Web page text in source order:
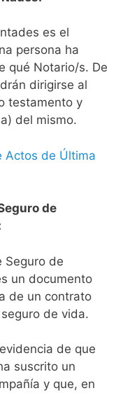
es el
persona ha
qué Notario/s. De
dirigirse al
testamento y
del mismo.
Actos de Última
de
Seguro de
un documento
de un contrato
de vida.
de que
suscrito un
y que, en